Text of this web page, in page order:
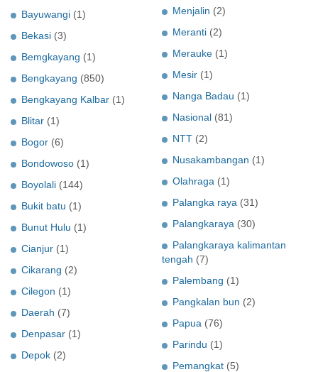
Bayuwangi (1)
Bekasi (3)
Bemgkayang (1)
Bengkayang (850)
Bengkayang Kalbar (1)
Blitar (1)
Bogor (6)
Bondowoso (1)
Boyolali (144)
Bukit batu (1)
Bunut Hulu (1)
Cianjur (1)
Cikarang (2)
Cilegon (1)
Daerah (7)
Denpasar (1)
Depok (2)
Menjalin (2)
Meranti (2)
Merauke (1)
Mesir (1)
Nanga Badau (1)
Nasional (81)
NTT (2)
Nusakambangan (1)
Olahraga (1)
Palangka raya (31)
Palangkaraya (30)
Palangkaraya kalimantan
tengah (7)
Palembang (1)
Pangkalan bun (2)
Papua (76)
Parindu (1)
Pemangkat (5)